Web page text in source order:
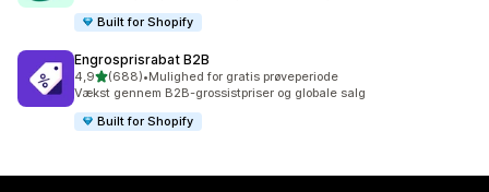
Built for Shopify
Engrosprisrabat B2B
4,9ud af 5 stjerner
(688)
688 anmeldelser i alt
•Mulighed for gratis prøveperiode
Vækst gennem B2B-grossistpriser og globale salg
Built for Shopify